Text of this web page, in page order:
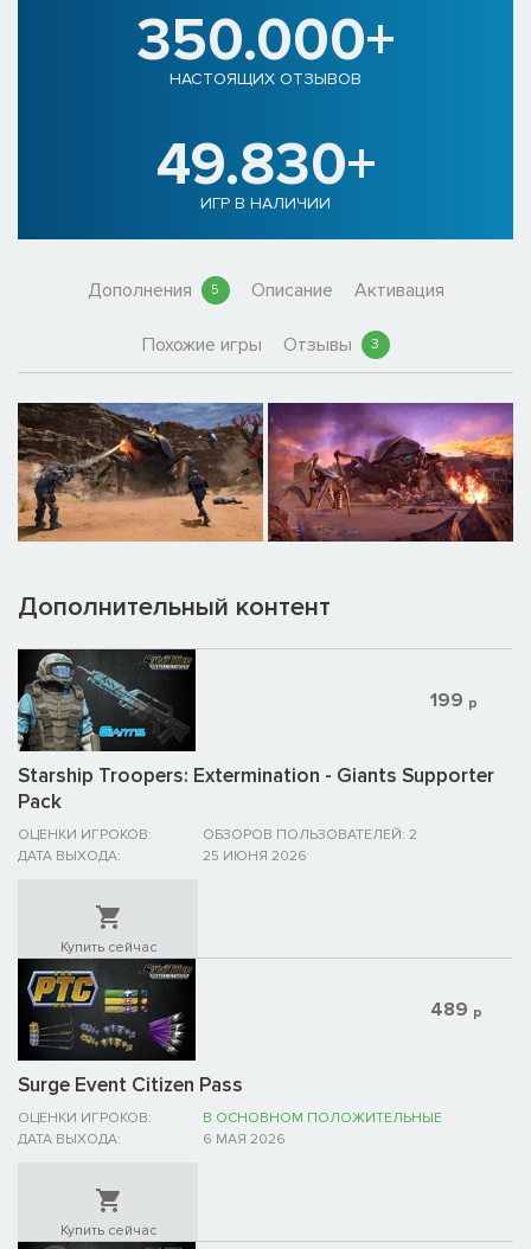
350.000+
НАСТОЯЩИХ ОТЗЫВОВ
49.830+
ИГР В НАЛИЧИИ
Дополнения 5 Описание Активация
Похожие игры Отзывы 3
Дополнительный контент
Starship Troopers: Extermination - Giants Supporter
Pack
ОЦЕНКИ ИГРОКОВ:
ОБЗОРОВ ПОЛЬЗОВАТЕЛЕЙ: 2
ДАТА ВЫХОДА:
25 ИЮНЯ 2026
199 р
Купить сейчас
Surge Event Citizen Pass
ОЦЕНКИ ИГРОКОВ:
В ОСНОВНОМ ПОЛОЖИТЕЛЬНЫЕ
ДАТА ВЫХОДА:
6 МАЯ 2026
489 р
Купить сейчас